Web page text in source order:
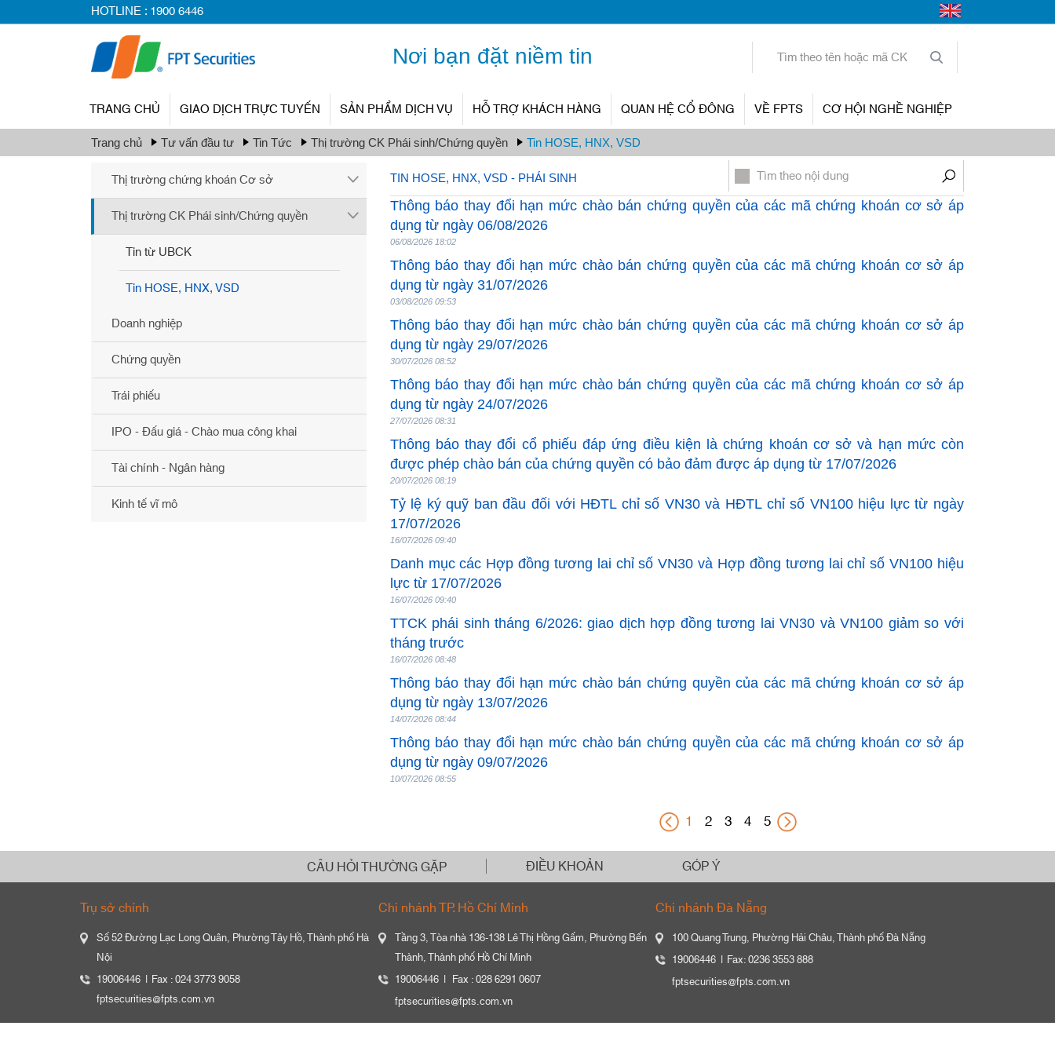
HOTLINE :1900 6446
Nơi bạn đặt niềm tin
TRANG CHỦ GIAO DỊCH TRỰC TUYẾN SẢN PHẨM DỊCH VỤ HỖ TRỢ KHÁCH HÀNG QUAN HỆ CỔ ĐÔNG VỀ FPTS CƠ HỘI NGHỀ NGHIỆP
Trang chủ Tư vấn đầu tư Tin Tức Thị trường CK Phái sinh/Chứng quyền Tin HOSE, HNX, VSD
Thị trường chứng khoán Cơ sở
Thị trường CK Phái sinh/Chứng quyền
Tin từ UBCK
Tin HOSE, HNX, VSD
Doanh nghiệp
Chứng quyền
Trái phiếu
IPO - Đấu giá - Chào mua công khai
Tài chính - Ngân hàng
Kinh tế vĩ mô
TIN HOSE, HNX, VSD - PHÁI SINH
Thông báo thay đổi hạn mức chào bán chứng quyền của các mã chứng khoán cơ sở áp
dụng từ ngày 06/08/2026
06/08/2026 18:02
Thông báo thay đổi hạn mức chào bán chứng quyền của các mã chứng khoán cơ sở áp
dụng từ ngày 31/07/2026
03/08/2026 09:53
Thông báo thay đổi hạn mức chào bán chứng quyền của các mã chứng khoán cơ sở áp
dụng từ ngày 29/07/2026
30/07/2026 08:52
Thông báo thay đổi hạn mức chào bán chứng quyền của các mã chứng khoán cơ sở áp
dụng từ ngày 24/07/2026
27/07/2026 08:31
Thông báo thay đổi cổ phiếu đáp ứng điều kiện là chứng khoán cơ sở và hạn mức còn
được phép chào bán của chứng quyền có bảo đảm được áp dụng từ 17/07/2026
20/07/2026 08:19
Tỷ lệ ký quỹ ban đầu đối với HĐTL chỉ số VN30 và HĐTL chỉ số VN100 hiệu lực từ ngày
17/07/2026
16/07/2026 09:40
Danh mục các Hợp đồng tương lai chỉ số VN30 và Hợp đồng tương lai chỉ số VN100 hiệu
lực từ 17/07/2026
16/07/2026 09:40
TTCK phái sinh tháng 6/2026: giao dịch hợp đồng tương lai VN30 và VN100 giảm so với
tháng trước
16/07/2026 08:48
Thông báo thay đổi hạn mức chào bán chứng quyền của các mã chứng khoán cơ sở áp
dụng từ ngày 13/07/2026
14/07/2026 08:44
Thông báo thay đổi hạn mức chào bán chứng quyền của các mã chứng khoán cơ sở áp
dụng từ ngày 09/07/2026
10/07/2026 08:55
1 2 3 4 5
CÂU HỎI THƯỜNG GẶP ĐIỀU KHOẢN
GÓP Ý
Trụ sở chính
Số 52 Đường Lạc Long Quân, Phường Tây Hồ, Thành phố Hà
Nội
19006446
Fax : 024 3773 9058
fptsecurities@fpts.com.vn
Chi nhánh TP. Hồ Chí Minh
Tầng 3, Tòa nhà 136-138 Lê Thị Hồng Gấm, Phường Bến
Thành, Thành phố Hồ Chí Minh
19006446
Fax : 028 6291 0607
fptsecurities@fpts.com.vn
Chi nhánh Đà Nẵng
100 Quang Trung, Phường Hải Châu, Thành phố Đà Nẵng
19006446
Fax: 0236 3553 888
fptsecurities@fpts.com.vn